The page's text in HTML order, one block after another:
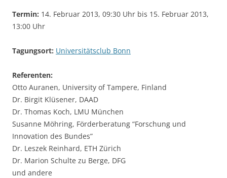
Termin: 14. Februar 2013, 09:30 Uhr bis 15. Februar 2013,
13:00 Uhr
Tagungsort: Universitätsclub Bonn
Referenten:
Otto Auranen, University of Tampere, Finland
Dr. Birgit Klüsener, DAAD
Dr. Thomas Koch, LMU München
Susanne Möhring, Förderberatung “Forschung und
Innovation des Bundes”
Dr. Leszek Reinhard, ETH Zürich
Dr. Marion Schulte zu Berge, DFG
und andere